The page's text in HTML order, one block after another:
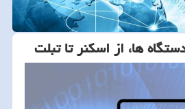
ها، از اسكنر تا تبلت